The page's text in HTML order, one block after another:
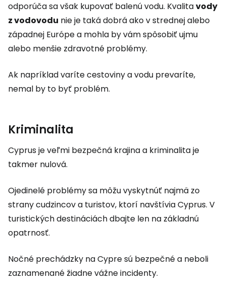
odporúča sa však kupovať balenú vodu. Kvalitavody
z vodovodu nie je taká dobrá ako v strednej alebo
západnej Európe a mohla by vám spôsobiť ujmu
alebo menšie zdravotné problémy.
Ak napríklad varíte cestoviny a vodu prevaríte,
nemal by to byť problém.
Kriminalita
Cyprus je veľmi bezpečná krajina a kriminalita je
takmer nulová.
Ojedinelé problémy sa môžu vyskytnúť najmä zo
strany cudzincov a turistov, ktorí navštívia Cyprus. V
turistických destináciách dbajte len na základnú
opatrnosť.
Nočné prechádzky na Cypre sú bezpečné a neboli
zaznamenané žiadne vážne incidenty.